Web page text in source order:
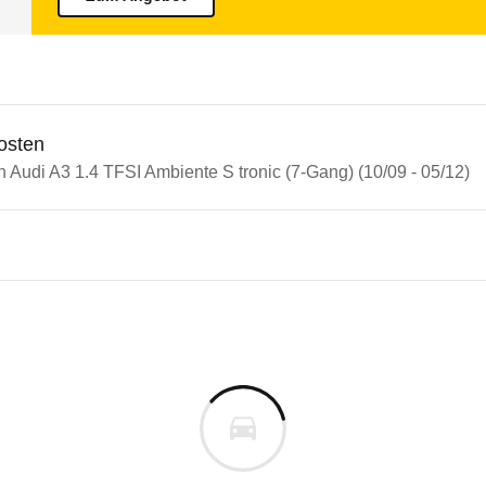
Audi A3 1.4 TFSI Ambiente S tronic (7-Gang) (10/09 - 05/12)
Baureihengeneration wie das